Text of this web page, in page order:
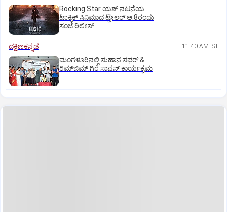
Rocking Star ಯಶ್‌ ನಟನೆಯ
ಟಾಕ್ಸಿಕ್‌ ಸಿನಿಮಾದ ಟ್ರೇಲರ್‌ ಆ.8ರಂದು
ಸಂಜೆ ರಿಲೀಸ್
ದಕ್ಷಿಣಕನ್ನಡ 11:40 AM IST
ಮಂಗಳೂರಿನಲ್ಲಿ ಸುಹಾನ ಸಫರ್ &
ರಿಮ್‌ಜಿಮ್ ಗಿರೆ ಸಾವನ್ ಕಾರ್ಯಕ್ರಮ